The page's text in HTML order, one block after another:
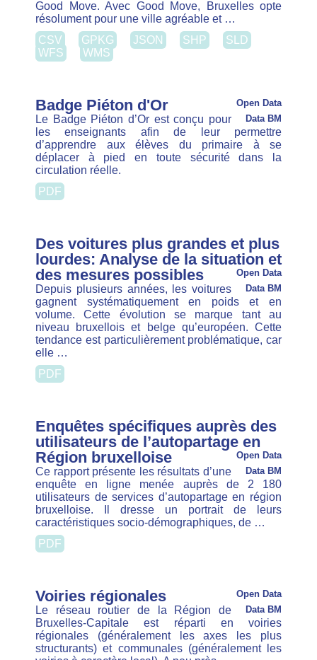
CSV
GPKG JSON SHP SLD
WFS
WMS
Filter
Datatypes
Jeu de données (5)
Publication (1)
Organisation
AQrate (5)
Brat (1)
Brulocalis (1)
Bruxelles Environnement (4)
CRR (1)
Parking.brussels (12)
Pro vélo (4)
STIB (2)
Stratec (5)
USL - Centre de recherches et
Formats